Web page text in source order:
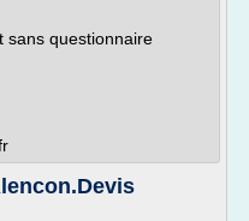
sans questionnaire